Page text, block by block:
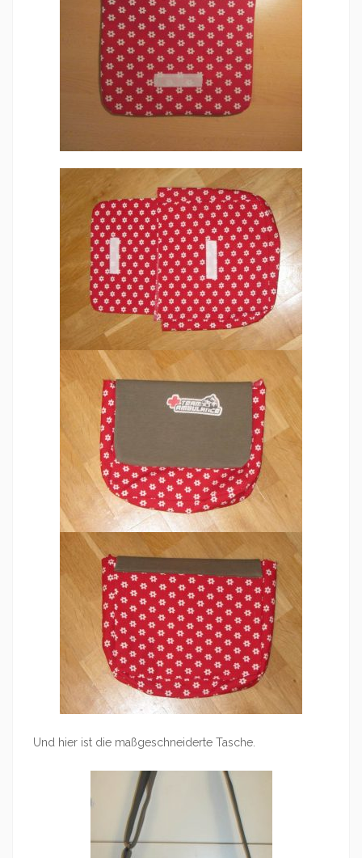
Und hier ist die maßgeschneiderte Tasche.